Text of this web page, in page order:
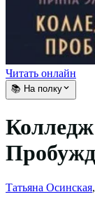
Читать онлайн
📚 На полку
Татьяна Осинская,